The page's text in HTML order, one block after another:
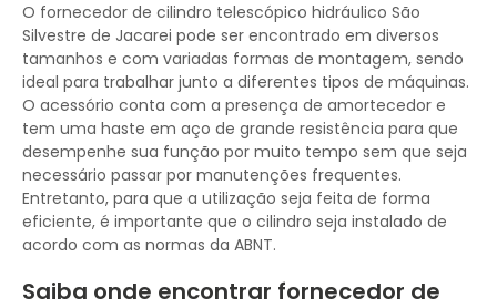
O fornecedor de cilindro telescópico hidráulico São
Silvestre de Jacarei pode ser encontrado em diversos
tamanhos e com variadas formas de montagem, sendo
ideal para trabalhar junto a diferentes tipos de máquinas.
O acessório conta com a presença de amortecedor e
tem uma haste em aço de grande resistência para que
desempenhe sua função por muito tempo sem que seja
necessário passar por manutenções frequentes.
Entretanto, para que a utilização seja feita de forma
eficiente, é importante que o cilindro seja instalado de
acordo com as normas da ABNT.
Saiba onde encontrar fornecedor de